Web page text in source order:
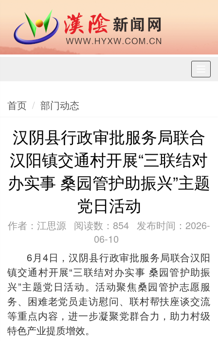
首页 部门动态
汉阴县行政审批服务局联合
汉阳镇交通村开展“三联结对
办实事 桑园管护助振兴”主题
党日活动
作者：江思源 阅读数：854 发布时间：2026-
06-10
6月4日，汉阴县行政审批服务局联合汉阳
镇交通村开展“三联结对办实事 桑园管护助振
兴”主题党日活动。活动聚焦桑园管护志愿服
务、困难老党员走访慰问、联村帮扶座谈交流
等重点内容，进一步凝聚党群合力，助力村级
特色产业提质增效。